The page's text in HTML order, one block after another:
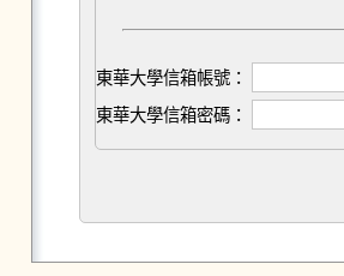
東華大學信箱帳號：
東華大學信箱密碼：